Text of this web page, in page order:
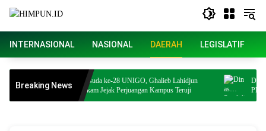
vSalinan dari Salinan dari Navy dan Biru Modern Jasa Pasang Wifi Facebook
Coveroleh Annissa Rahman
INTERNASIONAL NASIONAL DAERAH LEGISLATIF
Breaking News
Hadiri Wisuda ke-28 UNIGO, Ghalieb Lahidjun
Sebut Rekam Jejak Perjuangan Kampus Teruji
Dinas
PKK Dorong